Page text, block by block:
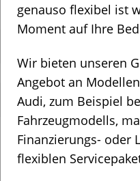
genauso flexibel ist
Moment auf Ihre
Wir bieten unseren
Angebot an
Audi, zum Beispiel
Fahrzeugmodells,
Finanzierungs- oder
flexiblen